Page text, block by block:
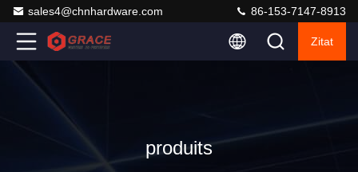
sales4@chnhardware.com 86-153-7147-8913
Zitat
produits